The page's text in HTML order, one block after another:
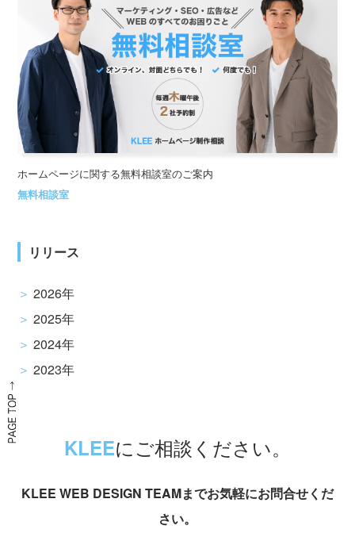
ホームページに関する無料相談室のご案内
無料相談室
リリース
2026年
2025年
2024年
2023年
KLEEにご相談ください。
KLEE WEB DESIGN TEAMまでお気軽にお問合せくだ
さい。